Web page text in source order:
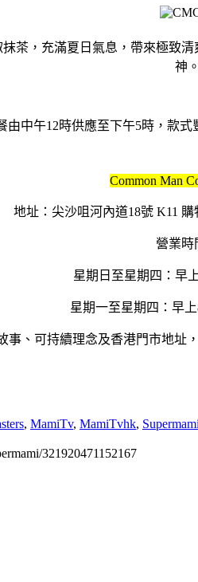
茶， 充滿夏日氣息，帶來極致
神。
中午12時供應至下午5時，款式
Common Man
地址：尖沙咀河內道18號 K11
營業時
星期日至星期四：早
星期一至星期四：早
事、可持續理念及香港門市地址，
, MamiTv, MamiTvhk, Supermami
321920471152167